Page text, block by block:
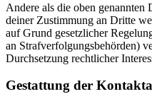
Andere als die oben
deiner Zustimmung an Dritte
auf Grund gesetzlicher
an Strafverfolgungsbehörden)
Durchsetzung rechtlicher
Gestattung der